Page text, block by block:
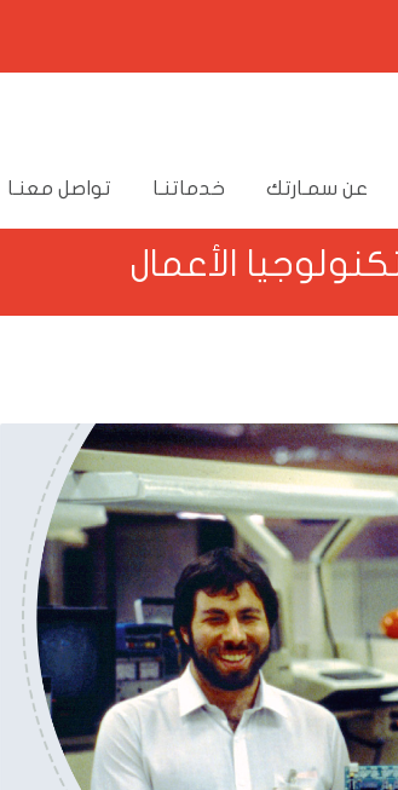
عن سمـارتك خدماتنـا تواصل معنـا